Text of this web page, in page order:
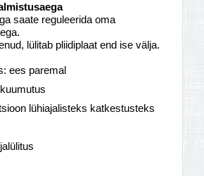
saate reguleerida oma
lülitab pliidiplaat end ise välja.
ees paremal
lühiajalisteks katkestusteks